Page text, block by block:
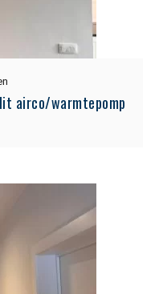
airco/warmtepomp